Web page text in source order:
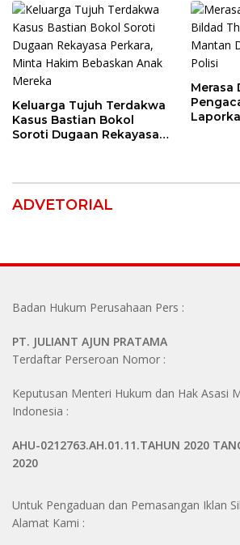
Tagih
Keluarga Tujuh Terdakwa
Kasus Bastian Bokol
Soroti Dugaan Rekayasa
Merasa
ADVETORIAL
Badan Hukum Perusahaan Pers :
PT. JULIANT AJUN PRATAMA
Terdaftar Perseroan Nomor :
Keputusan Menteri Hukum dan Hak Asasi
Indonesia :
AHU-0212763.AH.01.11.TAHUN 2020
2020
Untuk Pengaduan dan Pemasangan Iklan
Alamat Kami :